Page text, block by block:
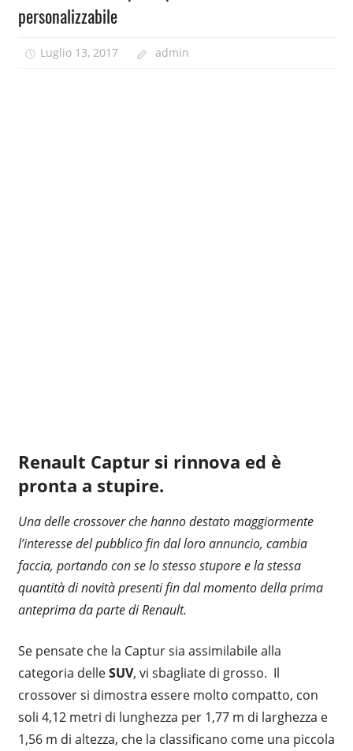
personalizzabile
Luglio 13, 2017 admin
Renault Captur si rinnova ed è
pronta a stupire.
Una delle crossover che hanno destato maggiormente
l’interesse del pubblico fin dal loro annuncio, cambia
faccia, portando con se lo stesso stupore e la stessa
quantità di novità presenti fin dal momento della prima
anteprima da parte di Renault.
Se pensate che la Captur sia assimilabile alla
categoria delleSUV, vi sbagliate di grosso. Il
crossover si dimostra essere molto compatto, con
soli 4,12 metri di lunghezza per 1,77 m di larghezza e
1,56 m di altezza, che la classificano come una piccola